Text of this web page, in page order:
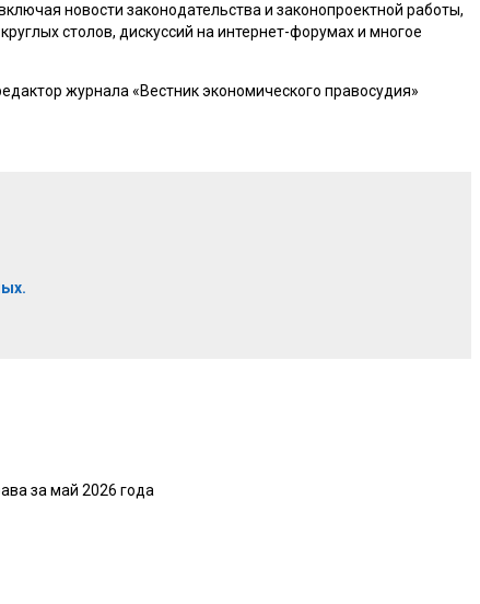
новости законодательства и законопроектной работы,
столов, дискуссий на интернет-форумах и многое
журнала «Вестник экономического правосудия»
за май 2026 года